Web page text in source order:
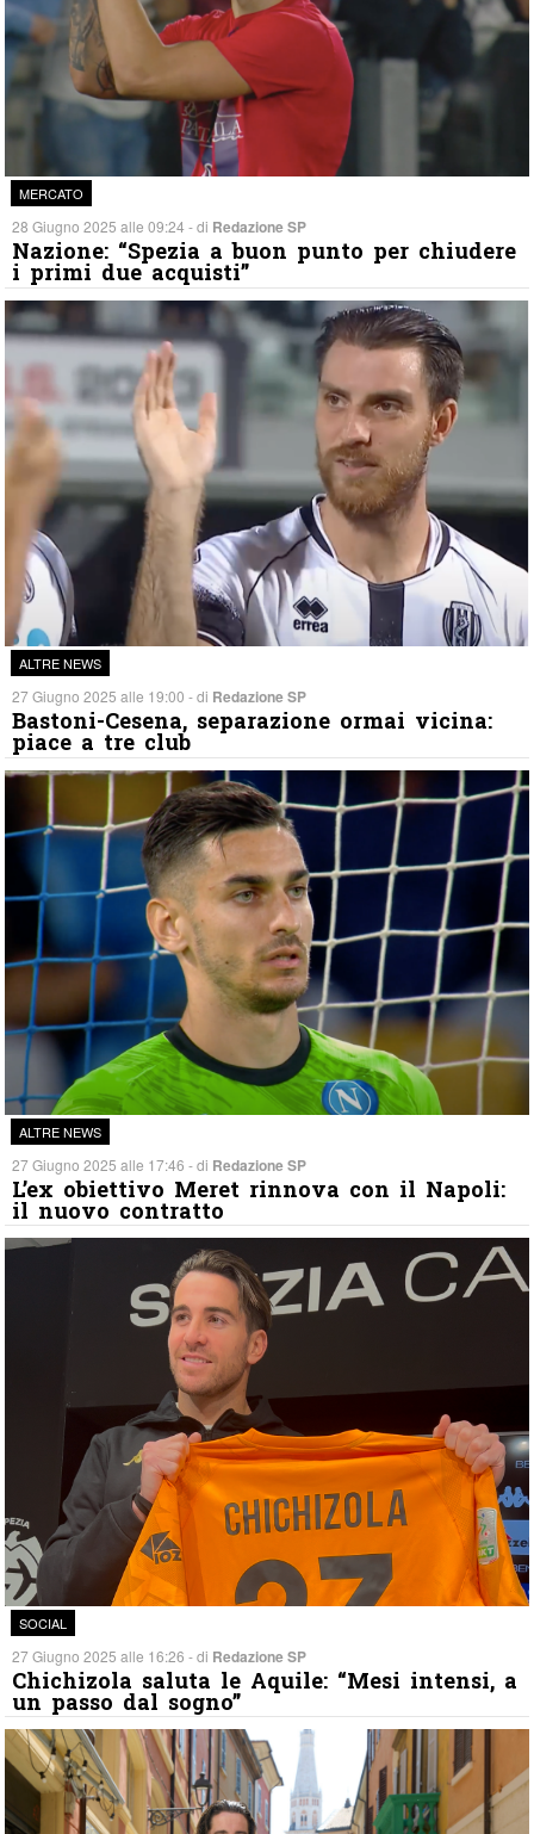
MERCATO
28 Giugno 2025 alle 09:24 - di Redazione SP
Nazione: “Spezia a buon punto per chiudere
i primi due acquisti”
ALTRE NEWS
27 Giugno 2025 alle 19:00 - di Redazione SP
Bastoni-Cesena, separazione ormai vicina:
piace a tre club
ALTRE NEWS
27 Giugno 2025 alle 17:46 - di Redazione SP
L’ex obiettivo Meret rinnova con il Napoli:
il nuovo contratto
SOCIAL
27 Giugno 2025 alle 16:26 - di Redazione SP
Chichizola saluta le Aquile: “Mesi intensi, a
un passo dal sogno”